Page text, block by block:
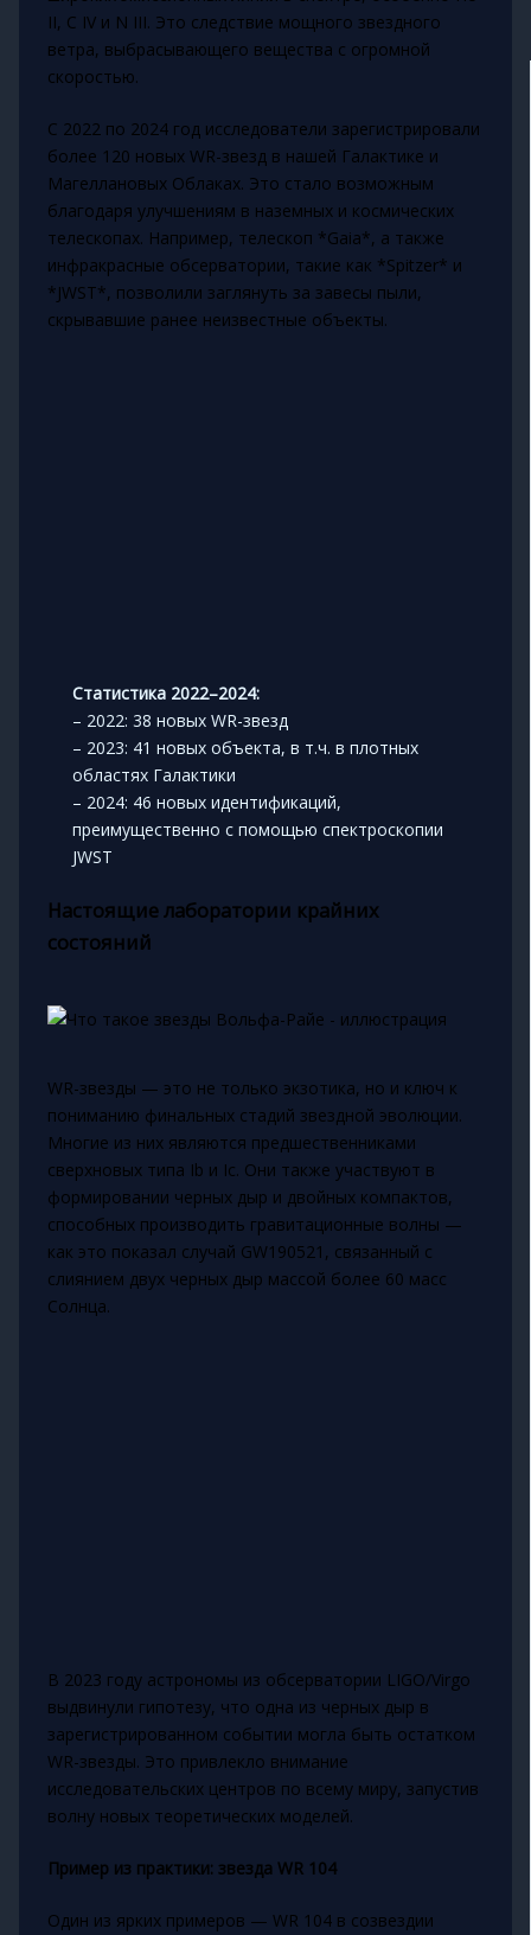
II, C IV и N III. Это следствие мощного звездного
ветра, выбрасывающего вещества с огромной
скоростью.
С 2022 по 2024 год исследователи зарегистрировали
более 120 новых WR-звезд в нашей Галактике и
Магеллановых Облаках. Это стало возможным
благодаря улучшениям в наземных и космических
телескопах. Например, телескоп *Gaia*, а также
инфракрасные обсерватории, такие как *Spitzer* и
*JWST*, позволили заглянуть за завесы пыли,
скрывавшие ранее неизвестные объекты.
Статистика 2022–2024:
– 2022: 38 новых WR-звезд
– 2023: 41 новых объекта, в т.ч. в плотных
областях Галактики
– 2024: 46 новых идентификаций,
преимущественно с помощью спектроскопии
JWST
Настоящие лаборатории крайних
состояний
WR-звезды — это не только экзотика, но и ключ к
пониманию финальных стадий звездной эволюции.
Многие из них являются предшественниками
сверхновых типа Ib и Ic. Они также участвуют в
формировании черных дыр и двойных компактов,
способных производить гравитационные волны —
как это показал случай GW190521, связанный с
слиянием двух черных дыр массой более 60 масс
Солнца.
В 2023 году астрономы из обсерватории LIGO/Virgo
выдвинули гипотезу, что одна из черных дыр в
зарегистрированном событии могла быть остатком
WR-звезды. Это привлекло внимание
исследовательских центров по всему миру, запустив
волну новых теоретических моделей.
Пример из практики: звезда WR 104
Один из ярких примеров — WR 104 в созвездии